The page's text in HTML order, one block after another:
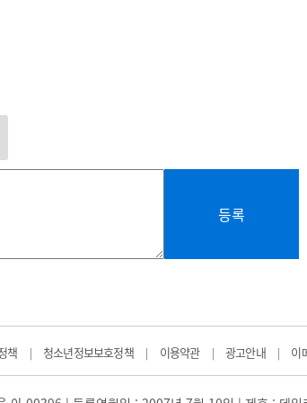
등록
책 | 청소년정보보호정책 | 이용약관 | 광고안내 | 이